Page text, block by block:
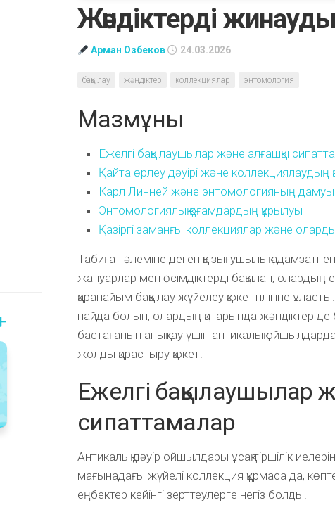
Жәндіктерді
Арман Озбеков 24.03.2026
бақылау жәндіктер коллекциялар энтомология
Мазмұны
Ежелгі бақылаушылар және алғашқы
Қайта өрлеу дәуірі және коллекциялаудың
Карл Линней және энтомологияның дамуы
Энтомологиялық қоғамдардың құрылуы
Қазіргі заманғы коллекциялар және
Табиғат әлеміне деген қызығушылық
жануарлар мен өсімдіктерді бақылап, олардың
қарапайым бақылау жүйелеу қажеттілігіне
пайда болып, олардың қатарында жәндіктер
бастағанын анықтау үшін антикалық
жолды қарастыру қажет.
Ежелгі бақылаушылар
сипаттамалар
Антикалық дәуір ойшылдары ұсақ тіршілік
мағынадағы жүйелі коллекция құрмаса да,
еңбектер кейінгі зерттеулерге негіз болды.